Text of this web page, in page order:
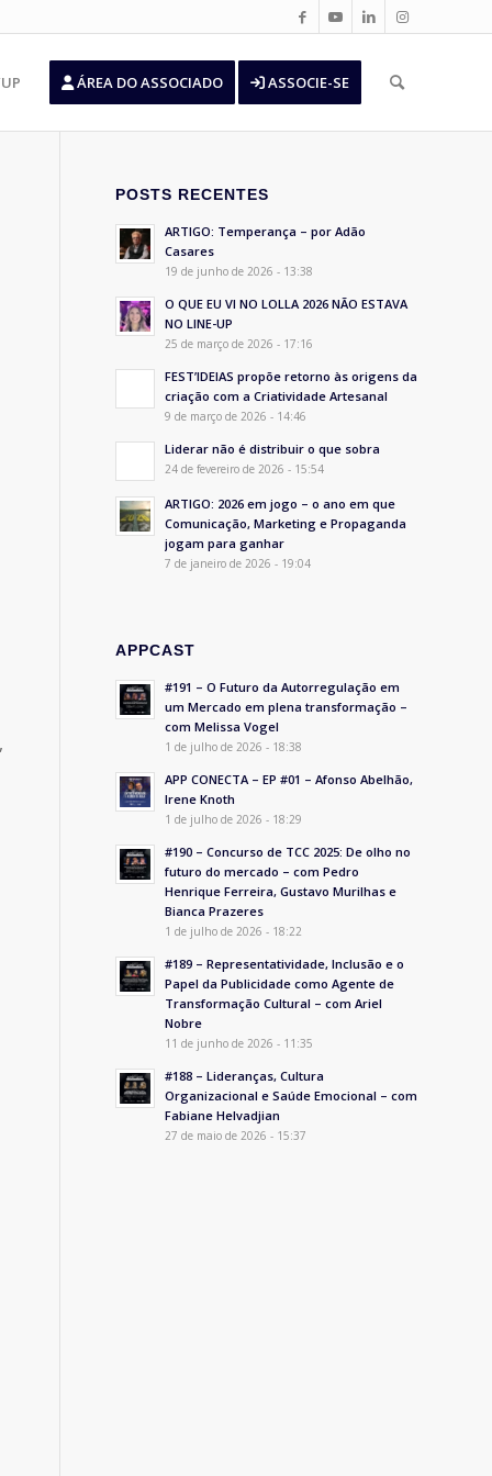
ÁREA DO ASSOCIADO ASSOCIE-SE
POSTS RECENTES
ARTIGO: Temperança – por Adão
Casares
19 de junho de 2026 - 13:38
O QUE EU VI NO LOLLA 2026 NÃO ESTAVA
NO LINE-UP
25 de março de 2026 - 17:16
FEST’IDEIAS propõe retorno às origens da
criação com a Criatividade Artesanal
9 de março de 2026 - 14:46
Liderar não é distribuir o que sobra
24 de fevereiro de 2026 - 15:54
ARTIGO: 2026 em jogo – o ano em que
Comunicação, Marketing e Propaganda
jogam para ganhar
7 de janeiro de 2026 - 19:04
APPCAST
#191 – O Futuro da Autorregulação em
um Mercado em plena transformação –
com Melissa Vogel
1 de julho de 2026 - 18:38
APP CONECTA – EP #01 – Afonso Abelhão,
Irene Knoth
1 de julho de 2026 - 18:29
#190 – Concurso de TCC 2025: De olho no
futuro do mercado – com Pedro
Henrique Ferreira, Gustavo Murilhas e
Bianca Prazeres
1 de julho de 2026 - 18:22
#189 – Representatividade, Inclusão e o
Papel da Publicidade como Agente de
Transformação Cultural – com Ariel
Nobre
11 de junho de 2026 - 11:35
#188 – Lideranças, Cultura
Organizacional e Saúde Emocional – com
Fabiane Helvadjian
27 de maio de 2026 - 15:37